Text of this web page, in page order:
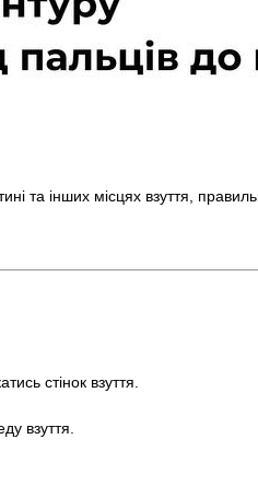
та інших місцях взуття,
стінок взуття.
взуття.